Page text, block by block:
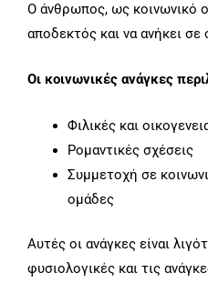
Ο άνθρωπος, ως κοινωνικό
αποδεκτός και να ανήκει σε
Οι κοινωνικές ανάγκες
Φιλικές και
Ρομαντικές σχέσεις
Συμμετοχή σε
ομάδες
Αυτές οι ανάγκες είναι
φυσιολογικές και τις